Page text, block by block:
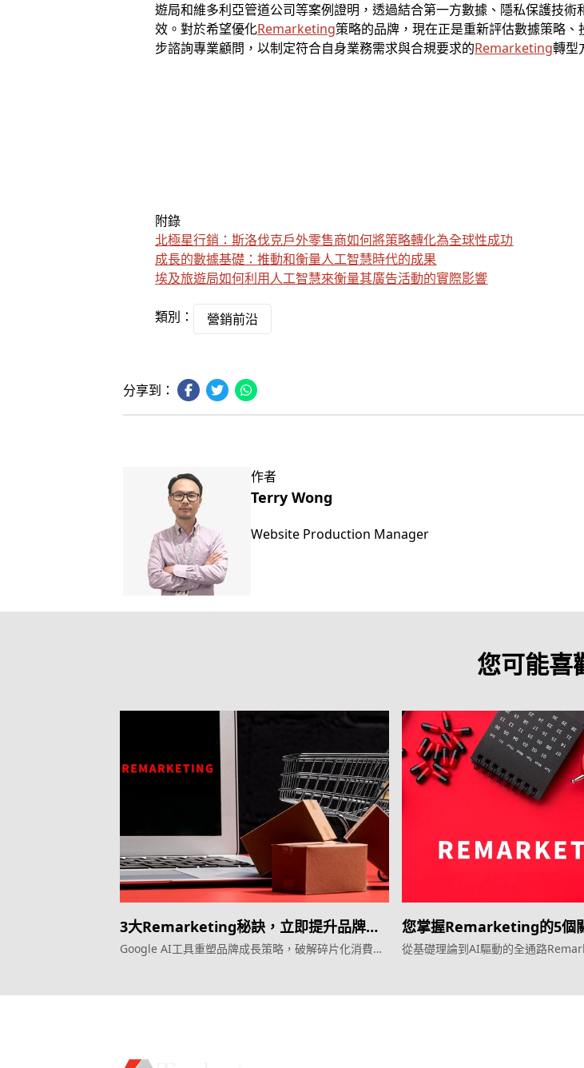
遊局和維多利亞管道公司等案例證明，透過結合第一方數據、隱私保護技
效。對於希望優化Remarketing策略的品牌，現在正是重新評估數據策略
步諮詢專業顧問，以制定符合自身業務需求與合規要求的Remarketing轉型
附錄
北極星行銷：斯洛伐克戶外零售商如何將策略轉化為全球性成功
成長的數據基礎：推動和衡量人工智慧時代的成果
埃及旅遊局如何利用人工智慧來衡量其廣告活動的實際影響
類別： 營銷前沿
分享到：
作者
Terry Wong
Website Production Manager
您可能喜
3大Remarketing秘訣，立即提升品牌轉
換率
Google AI工具重塑品牌成長策略，破解碎片化消費者
您掌握Remarketing的5個
從基礎理論到AI驅動的全通路